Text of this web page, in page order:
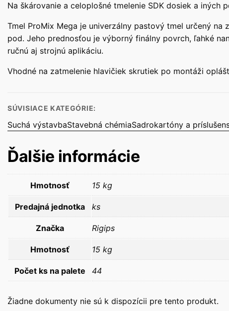
Na škárovanie a celoplošné tmelenie SDK dosiek a iných
Tmel ProMix Mega je univerzálny pastový tmel určený
pod. Jeho prednosťou je výborný finálny povrch, ľahké
ručnú aj strojnú aplikáciu.
Vhodné na zatmelenie hlavičiek skrutiek po montáži
SÚVISIACE KATEGÓRIE:
Suchá výstavbaStavebná chémiaSadrokartóny a
Ďalšie informácie
Hmotnosť 15 kg
Predajná jednotka ks
Značka Rigips
Hmotnosť 15 kg
Počet ks na palete 44
Žiadne dokumenty nie sú k dispozícii pre tento produkt.